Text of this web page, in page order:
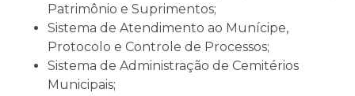
Patrimônio e Suprimentos;
Sistema de Atendimento ao Munícipe,
Protocolo e Controle de Processos;
Sistema de Administração de Cemitérios
Municipais;